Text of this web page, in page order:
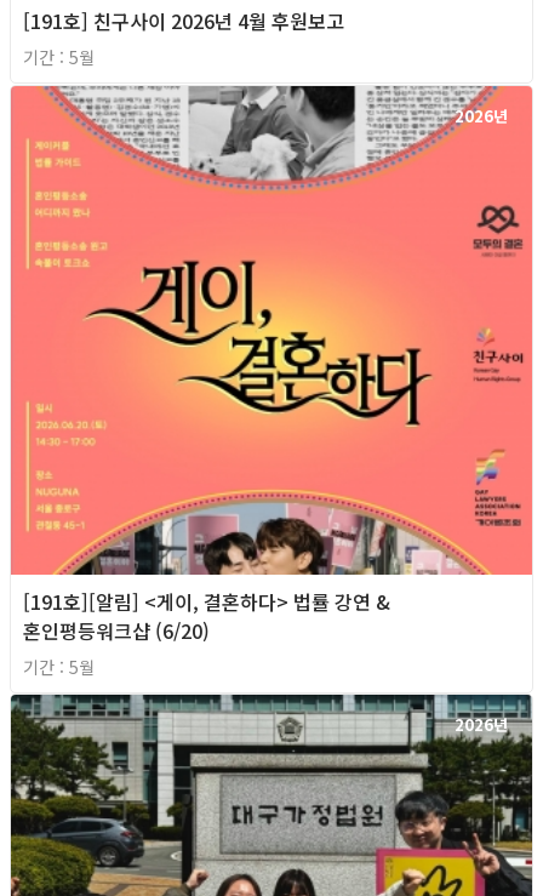
[191호] 친구사이 2026년 4월 후원보고
기간 : 5월
2026년
[191호][알림] <게이, 결혼하다> 법률 강연 &
혼인평등워크샵 (6/20)
기간 : 5월
2026년